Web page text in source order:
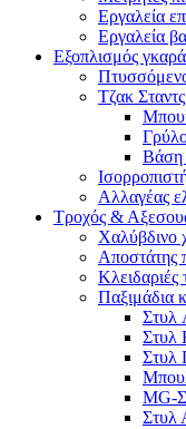
Εργαλεία
Εργαλεία
Εξοπλισμός
Τζακ Σταντς
Βάση
Αλλαγέας
Τροχός &
Χαλύβδινο
Αποστάτης
Κλειδαριές
Παξιμάδια
Στυλ
Στυλ
Στυλ
MG-